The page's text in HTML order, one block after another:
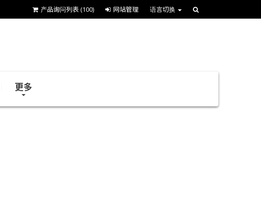
产品询问列表(100) 网站管理 语言切换
更多